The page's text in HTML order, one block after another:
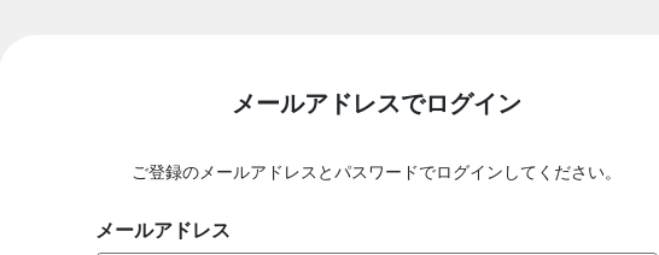
メールアドレスでログイン
ご登録のメールアドレスとパスワードでログインしてください。
メールアドレス